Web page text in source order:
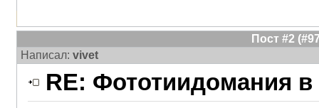
Пост #2
Написал: vivet
RE: Фототиидомания в